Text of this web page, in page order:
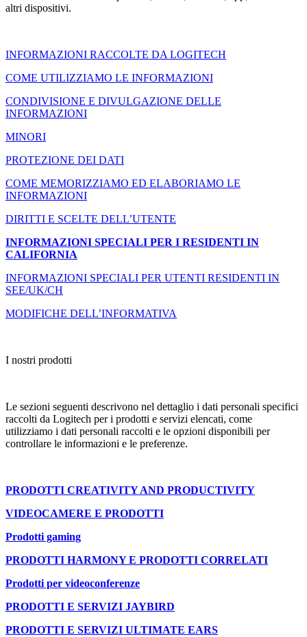
altri dispositivi.
INFORMAZIONI RACCOLTE DA LOGITECH
COME UTILIZZIAMO LE INFORMAZIONI
CONDIVISIONE E DIVULGAZIONE DELLE
INFORMAZIONI
MINORI
PROTEZIONE DEI DATI
COME MEMORIZZIAMO ED ELABORIAMO LE
INFORMAZIONI
DIRITTI E SCELTE DELL’UTENTE
INFORMAZIONI SPECIALI PER I RESIDENTI IN
CALIFORNIA
INFORMAZIONI SPECIALI PER UTENTI RESIDENTI IN
SEE/UK/CH
MODIFICHE DELL’INFORMATIVA
I nostri prodotti
Le sezioni seguenti descrivono nel dettaglio i dati personali specifici
raccolti da Logitech per i prodotti e servizi elencati, come
utilizziamo i dati personali raccolti e le opzioni disponibili per
controllare le informazioni e le preferenze.
PRODOTTI CREATIVITY AND PRODUCTIVITY
VIDEOCAMERE E PRODOTTI
Prodotti gaming
PRODOTTI HARMONY E PRODOTTI CORRELATI
Prodotti per videoconferenze
PRODOTTI E SERVIZI JAYBIRD
PRODOTTI E SERVIZI ULTIMATE EARS